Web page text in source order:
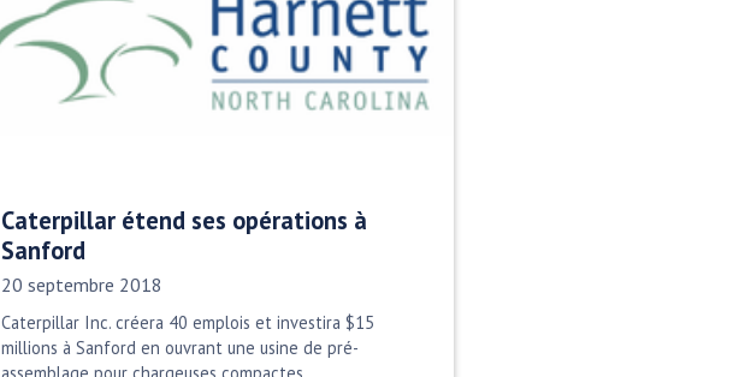
Caterpillar étend ses opérations à
Sanford
Date publiée:
20 septembre 2018
Caterpillar Inc. créera 40 emplois et investira $15
millions à Sanford en ouvrant une usine de pré-